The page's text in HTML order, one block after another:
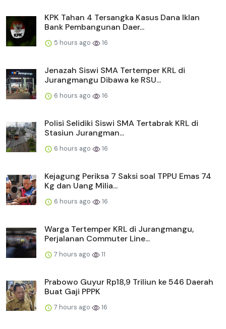
KPK Tahan 4 Tersangka Kasus Dana Iklan
Bank Pembangunan Daer...
5 hours ago 16
Jenazah Siswi SMA Tertemper KRL di
Jurangmangu Dibawa ke RSU...
6 hours ago 16
Polisi Selidiki Siswi SMA Tertabrak KRL di
Stasiun Jurangman...
6 hours ago 16
Kejagung Periksa 7 Saksi soal TPPU Emas 74
Kg dan Uang Milia...
6 hours ago 16
Warga Tertemper KRL di Jurangmangu,
Perjalanan Commuter Line...
7 hours ago 11
Prabowo Guyur Rp18,9 Triliun ke 546 Daerah
Buat Gaji PPPK
7 hours ago 16